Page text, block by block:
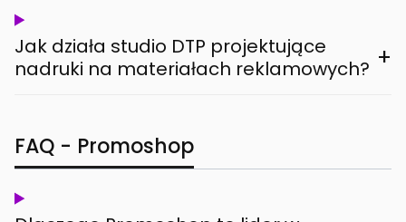
Jak działa studio DTP projektujące
nadruki na materiałach reklamowych? +
FAQ - Promoshop